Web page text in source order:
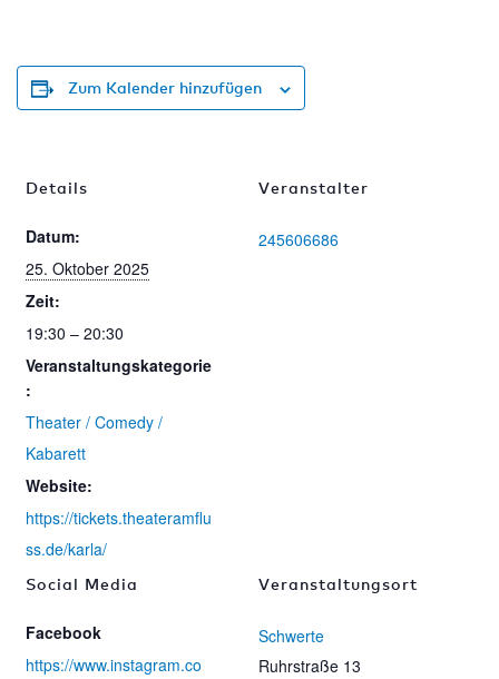
Zum Kalender hinzufügen
Details
Datum:
25. Oktober 2025
Zeit:
19:30 – 20:30
Veranstaltungskategorie
:
Theater / Comedy /
Kabarett
Website:
https://tickets.theateramflu
ss.de/karla/
Veranstaltungsort
Schwerte
Ruhrstraße 13
Veranstalter
245606686
Social Media
Facebook
https://www.instagram.co